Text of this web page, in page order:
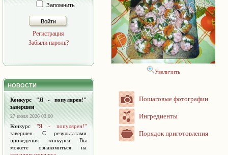
Запомнить
Войти
Регистрация
Забыли пароль?
НОВОСТИ
Конкурс "Я - популярен!"
завершен
27 июля 2026 03:00
Конкурс "Я - популярен!"
завершен. С результатами
проведения конкурса Вы
можете ознакомиться на
Увеличить
Пошаговые фотографии
Ингредиенты
Порядок приготовления